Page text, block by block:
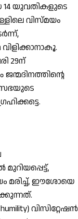
14 യുവതികളുടെ
വിസ്മയം
29ന്
സഭയുടെ
മരിച്ച്, ഈശോയെ
വിസിറ്റേഷന്‍